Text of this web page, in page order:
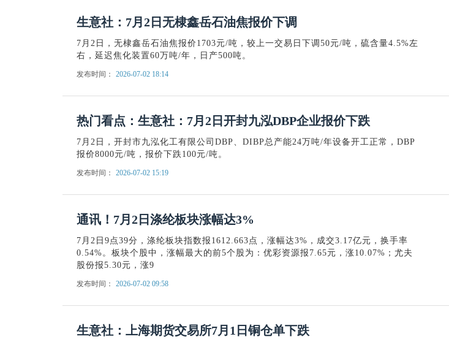
生意社：7月2日无棣鑫岳石油焦报价下调
7月2日，无棣鑫岳石油焦报价1703元/吨，较上一交易日下调50元/吨，硫含量4.5%左
右，延迟焦化装置60万吨/年，日产500吨。
发布时间： 2026-07-02 18:14
热门看点：生意社：7月2日开封九泓DBP企业报价下跌
7月2日，开封市九泓化工有限公司DBP、DIBP总产能24万吨/年设备开工正常，DBP
报价8000元/吨，报价下跌100元/吨。
发布时间： 2026-07-02 15:19
通讯！7月2日涤纶板块涨幅达3%
7月2日9点39分，涤纶板块指数报1612.663点，涨幅达3%，成交3.17亿元，换手率
0.54%。板块个股中，涨幅最大的前5个股为：优彩资源报7.65元，涨10.07%；尤夫
股份报5.30元，涨9
发布时间： 2026-07-02 09:58
生意社：上海期货交易所7月1日铜仓单下跌